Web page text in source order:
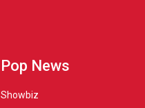
Pop News
Showbiz